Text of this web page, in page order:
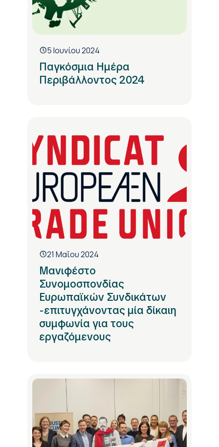
5 Ιουνίου 2024
Παγκόσμια Ημέρα
Περιβάλλοντος 2024
21 Μαΐου 2024
Μανιφέστο
Συνομοσπονδίας
Ευρωπαϊκών Συνδικάτων
-επιτυγχάνοντας μία δίκαιη
συμφωνία για τους
εργαζόμενους